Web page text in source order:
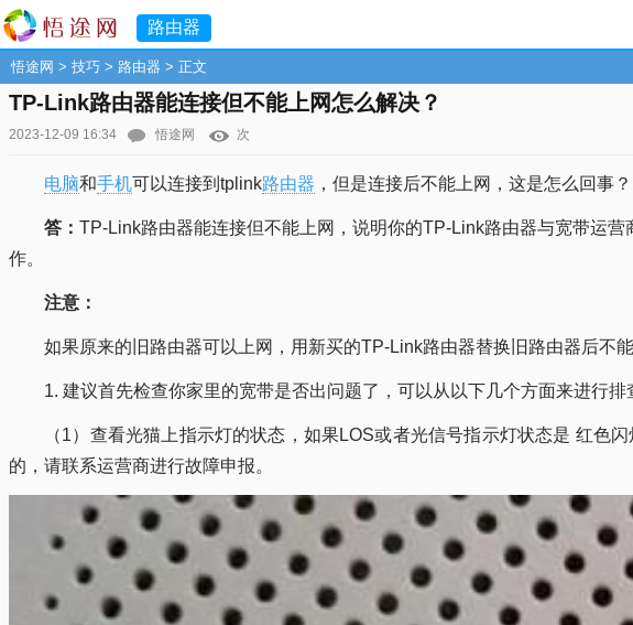
路由器
悟途网 > 技巧 > 路由器 > 正文
TP-Link路由器能连接但不能上网怎么解决？
2023-12-09 16:34 悟途网 次
电脑和手机可以连接到tplink路由器 ，但是连接后不能上网，这是怎么回事？
答： TP-Link路由器能连接但不能上网，说明你的TP-Link路由器与宽带运
作。
注意：
如果原来的旧路由器可以上网，用新买的TP-Link路由器替换旧路由器后不
1. 建议首先检查你家里的宽带是否出问题了，可以从以下几个方面来进行排
（1）查看光猫上指示灯的状态，如果LOS或者光信号指示灯状态是 红色
的，请联系运营商进行故障申报。